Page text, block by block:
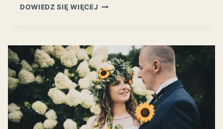
DOWIEDZ SIĘ WIĘCEJ SESJA